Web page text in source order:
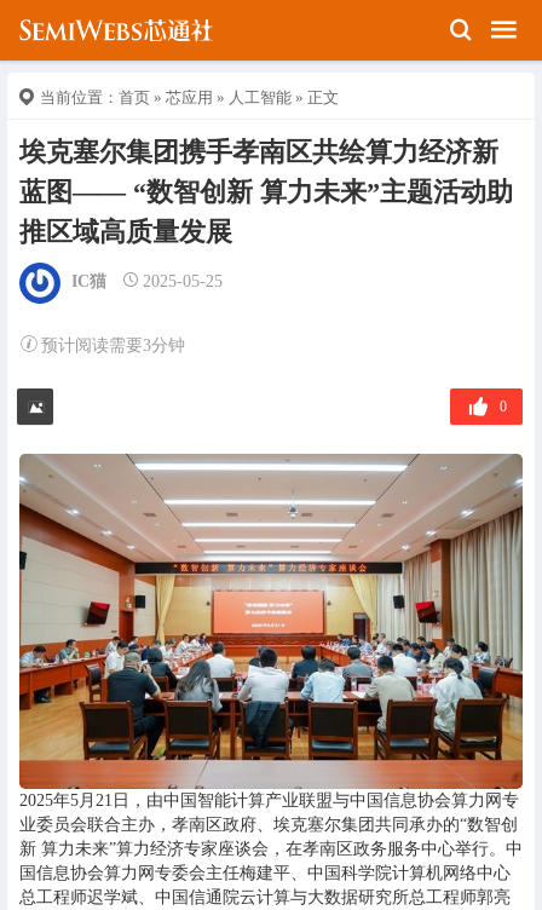
当前位置： 首页 » 芯应用 » 人工智能 » 正文
埃克塞尔集团携手孝南区共绘算力经济新
蓝图—— “数智创新 算力未来”主题活动助
推区域高质量发展
IC猫 2025-05-25
预计阅读需要3分钟
0
2025年5月21日，由中国智能计算产业联盟与中国信息协会算力网专
业委员会联合主办，孝南区政府、埃克塞尔集团共同承办的“数智创
新 算力未来”算力经济专家座谈会，在孝南区政务服务中心举行。中
国信息协会算力网专委会主任梅建平、中国科学院计算机网络中心
总工程师迟学斌、中国信通院云计算与大数据研究所总工程师郭亮